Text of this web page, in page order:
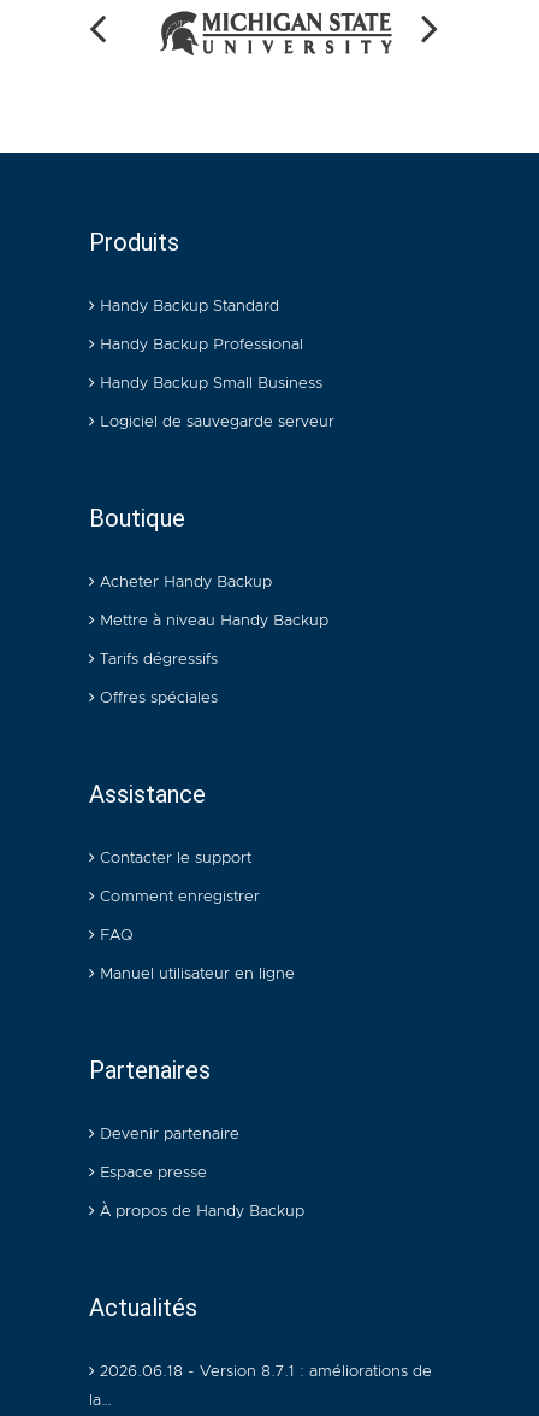
Produits
Handy Backup Standard
Handy Backup Professional
Handy Backup Small Business
Logiciel de sauvegarde serveur
Boutique
Acheter Handy Backup
Mettre à niveau Handy Backup
Tarifs dégressifs
Offres spéciales
Assistance
Contacter le support
Comment enregistrer
FAQ
Manuel utilisateur en ligne
Partenaires
Devenir partenaire
Espace presse
À propos de Handy Backup
Actualités
2026.06.18 - Version 8.7.1 : améliorations de
la…